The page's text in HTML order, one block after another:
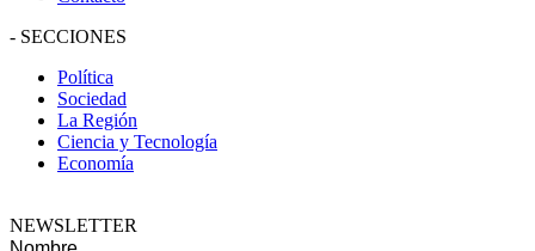
- SECCIONES
Política
Sociedad
La Región
Ciencia y Tecnología
Economía
NEWSLETTER